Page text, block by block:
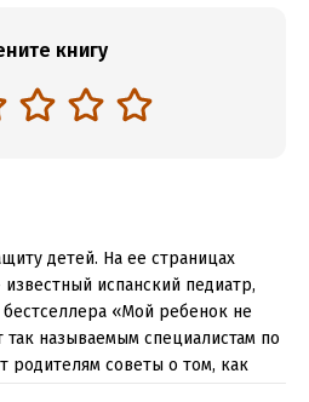
книгу
детей. На ее страницах
испанский педиатр,
«Мой ребенок не
так называемым специалистам по
родителям советы о том, как